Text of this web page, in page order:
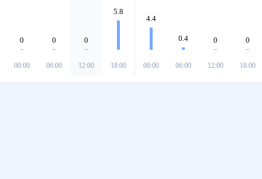
0
00:00
0
06:00
0
12:00
5.8
18:00
4.4
00:00
0.4
06:00
0
12:00
0
18:00